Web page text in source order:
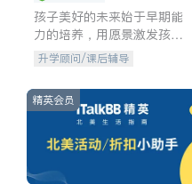
孩子美好的未来始于早期能
力的培养，用愿景激发孩子
的学习潜力和动力。理念：
拥有成长型心态是成功的基
石。
升学顾问/课后辅导
精英会员